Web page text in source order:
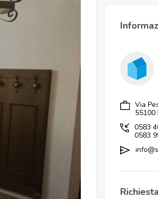
Via
55100
0583
0583